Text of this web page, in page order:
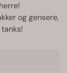
og gensere,
!